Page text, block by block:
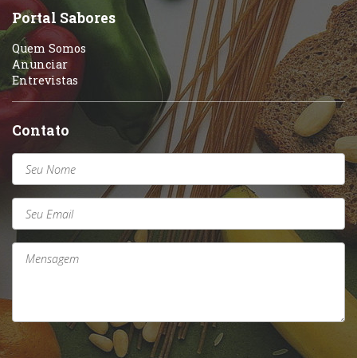
Sobremesas e sorvetes
Portal Sabores
Quem Somos
Anunciar
Entrevistas
Contato